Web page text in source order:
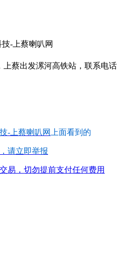
-上蔡喇叭网
上蔡出发漯河高铁站，联系电话
-上蔡喇叭网 上面看到的
请立即举报
易，切勿提前支付任何费用